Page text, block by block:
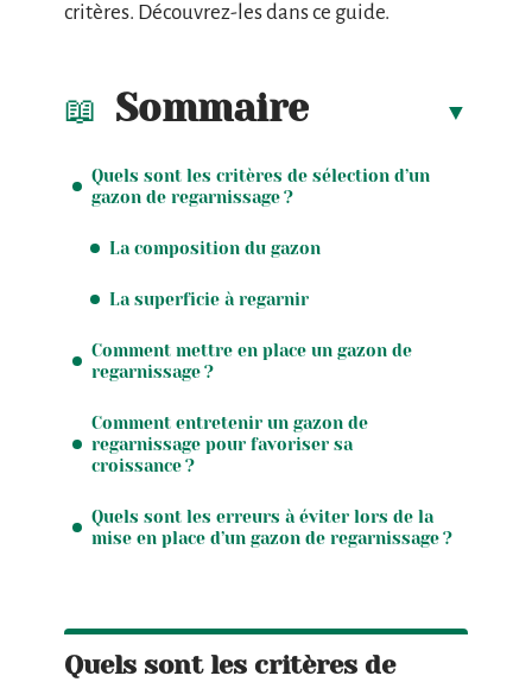
critères. Découvrez-les dans ce guide.
Sommaire
Quels sont les critères de sélection d’un
gazon de regarnissage ?
La composition du gazon
La superficie à regarnir
Comment mettre en place un gazon de
regarnissage ?
Comment entretenir un gazon de
regarnissage pour favoriser sa
croissance ?
Quels sont les erreurs à éviter lors de la
mise en place d’un gazon de regarnissage ?
Quels sont les critères de